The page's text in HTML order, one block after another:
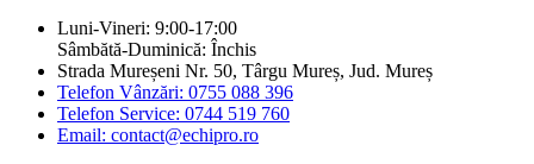
Luni-Vineri: 9:00-17:00
Sâmbătă-Duminică: Închis
Strada Mureșeni Nr. 50, Târgu Mureș, Jud. Mureș
Telefon Vânzări: 0755 088 396
Telefon Service: 0744 519 760
Email: contact@echipro.ro